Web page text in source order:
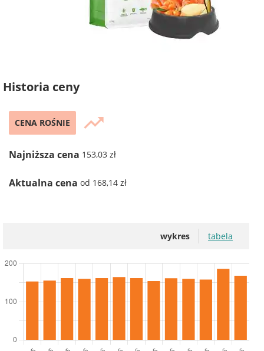
Historia ceny
CENA ROŚNIE trending_up
Najniższa cena 153,03 zł
Aktualna cena od 168,14 zł
wykres tabela